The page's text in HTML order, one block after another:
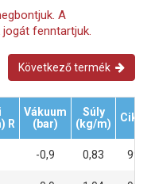
A
fenntartjuk.
Következő termék
R
Vákuum
(bar)
Súly
(kg/m)
-0,9 0,83